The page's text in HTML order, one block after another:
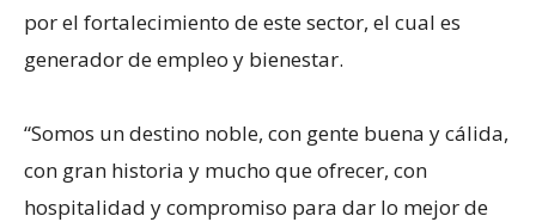
por el fortalecimiento de este sector, el cual es
generador de empleo y bienestar.
“Somos un destino noble, con gente buena y cálida,
con gran historia y mucho que ofrecer, con
hospitalidad y compromiso para dar lo mejor de